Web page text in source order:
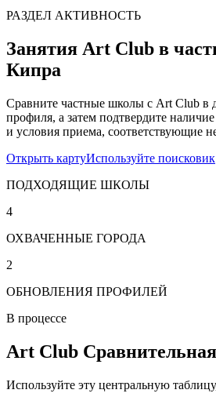
РАЗДЕЛ АКТИВНОСТЬ
Занятия Art Club в
Кипра
Сравните частные школы с Art Club в
профиля, а затем подтвердите
и условия приема, соответствующие
Открыть картуИспользуйте поисковик
ПОДХОДЯЩИЕ ШКОЛЫ
4
ОХВАЧЕННЫЕ ГОРОДА
2
ОБНОВЛЕНИЯ ПРОФИЛЕЙ
В процессе
Art Club
Используйте эту центральную